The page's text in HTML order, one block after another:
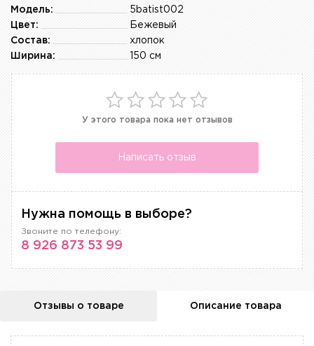
5batist002
Модель:
Бежевый
Цвет:
хлопок
Состав:
150 см
Ширина:
У этого товара пока нет отзывов
Написать отзыв
Нужна помощь в выборе?
Звоните по телефону:
8 926 873 53 99
Отзывы о товаре Описание товара